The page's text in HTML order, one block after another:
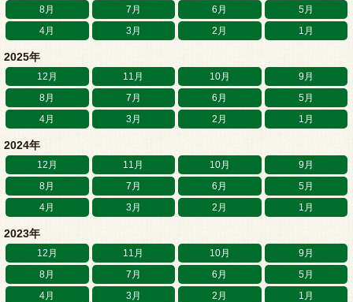
8月 7月 6月
5月
4月
3月 2月 1月
2025年
12月 11月 10月
9月
8月
7月 6月
5月
4月
3月 2月 1月
2024年
12月 11月 10月
9月
8月
7月 6月
5月
4月
3月 2月 1月
2023年
12月 11月 10月
9月
8月
7月 6月
5月
4月
3月 2月 1月